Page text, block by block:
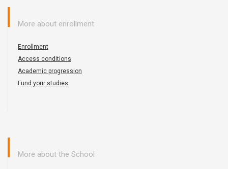
More about enrollment
Enrollment
Access conditions
Academic progression
Fund your studies
More about the School